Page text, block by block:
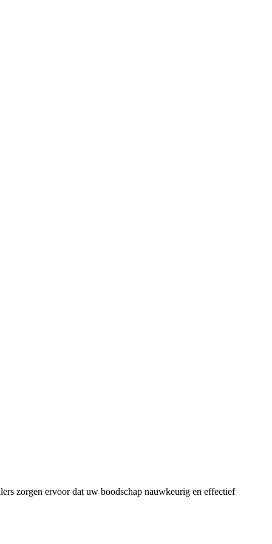
zorgen ervoor dat uw boodschap nauwkeurig en effectief